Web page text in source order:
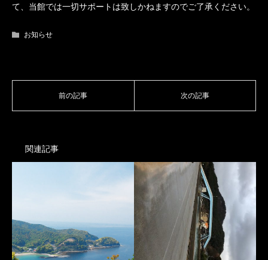
て、当館では一切サポートは致しかねますのでご了承ください。
お知らせ
関連記事